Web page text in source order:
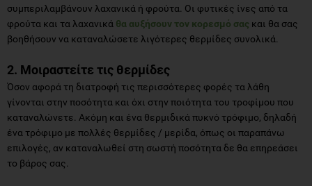
συμπεριλαμβάνουν λαχανικά ή φρούτα. Οι φυτικές ίνες από τα
φρούτα και τα λαχανικά θα αυξήσουν τον κορεσμό σας και θα σας
βοηθήσουν να καταναλώσετε λιγότερες θερμίδες συνολικά.
2. Μοιραστείτε τις θερμίδες
Όσον αφορά τη διατροφή τις περισσότερες φορές τα λάθη
γίνονται στην ποσότητα και όχι στην ποιότητα του τροφίμου που
καταναλώνετε. Ακόμη και ένα θερμιδικά πυκνό τρόφιμο, δηλαδή
ένα τρόφιμο με πολλές θερμίδες / μερίδα, όπως οι παραπάνω
επιλογές, αν καταναλωθεί στη σωστή ποσότητα δε θα επηρεάσει
το βάρος σας.